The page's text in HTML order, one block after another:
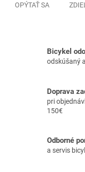
OPÝTAŤ SA
Bicykel
odskúšaný
Doprava
pri
150€
Odborné
a servis